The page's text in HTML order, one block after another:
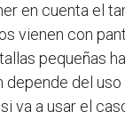
en cuenta el
vienen con
pequeñas
del uso
va a usar el